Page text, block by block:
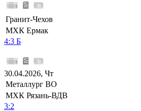
Гранит-Чехов
МХК Ермак
4:3 Б
30.04.2026, Чт
Металлург ВО
МХК Рязань-ВДВ
3:2